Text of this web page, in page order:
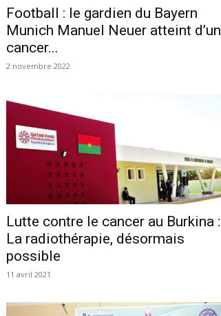
Football : le gardien du Bayern
Munich Manuel Neuer atteint d’un
cancer...
2 novembre 2022
Lutte contre le cancer au Burkina :
La radiothérapie, désormais
possible
11 avril 2021